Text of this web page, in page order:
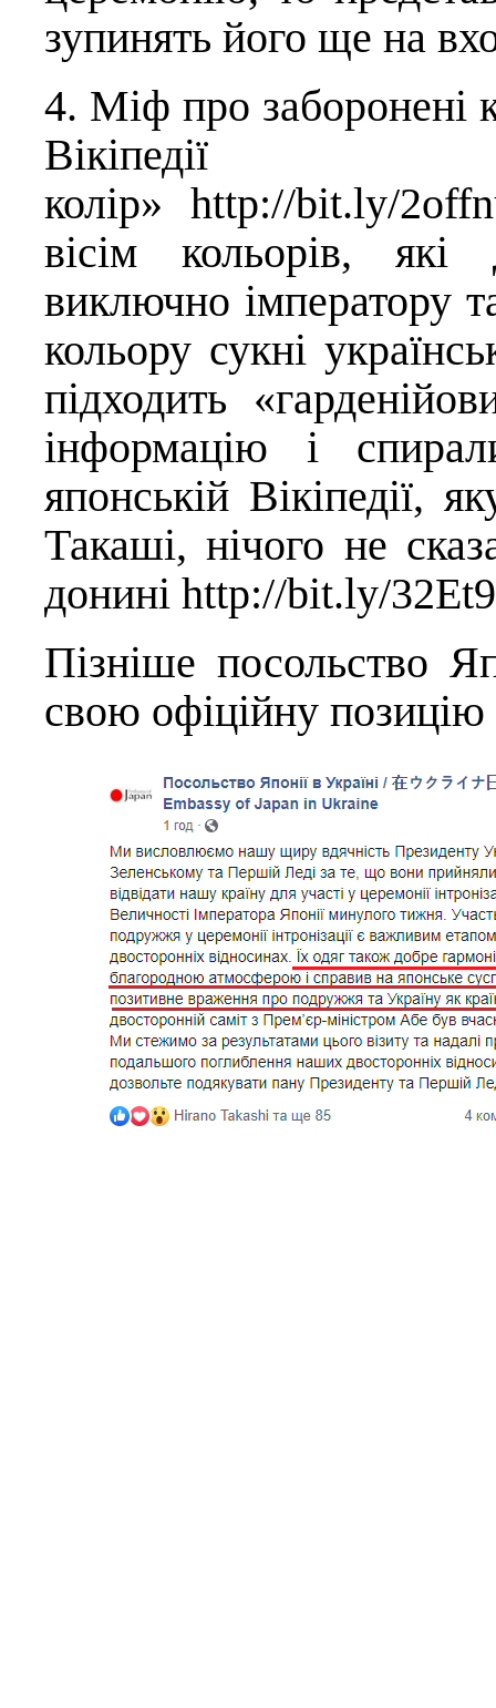
зупинять його ще на
4. Міф про заборонені
Вікіпедії
колір»http://bit.ly/
вісім кольорів, які
виключно імператору
кольору сукні
підходить
інформацію і
японській Вікіпедії,
Такаші, нічого не
донині http://bit.ly/
Пізніше посольство
свою офіційну